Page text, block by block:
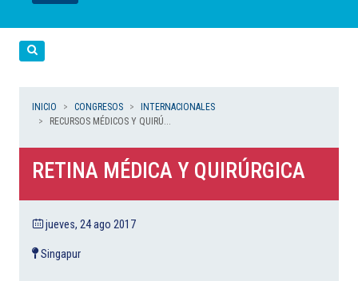
LEER
LEER
LEER
LEER
LEER
INICIO CONGRESOS
INTERNACIONALES
RECURSOS MÉDICOS Y QUIRÚ...
RETINA MÉDICA Y QUIRÚRGICA
jueves, 24 ago 2017
Singapur